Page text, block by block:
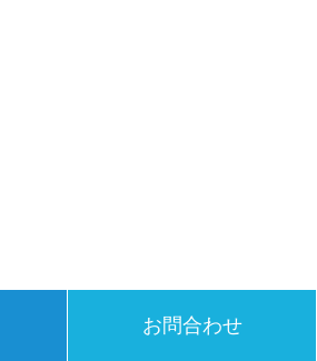
お問合わせ